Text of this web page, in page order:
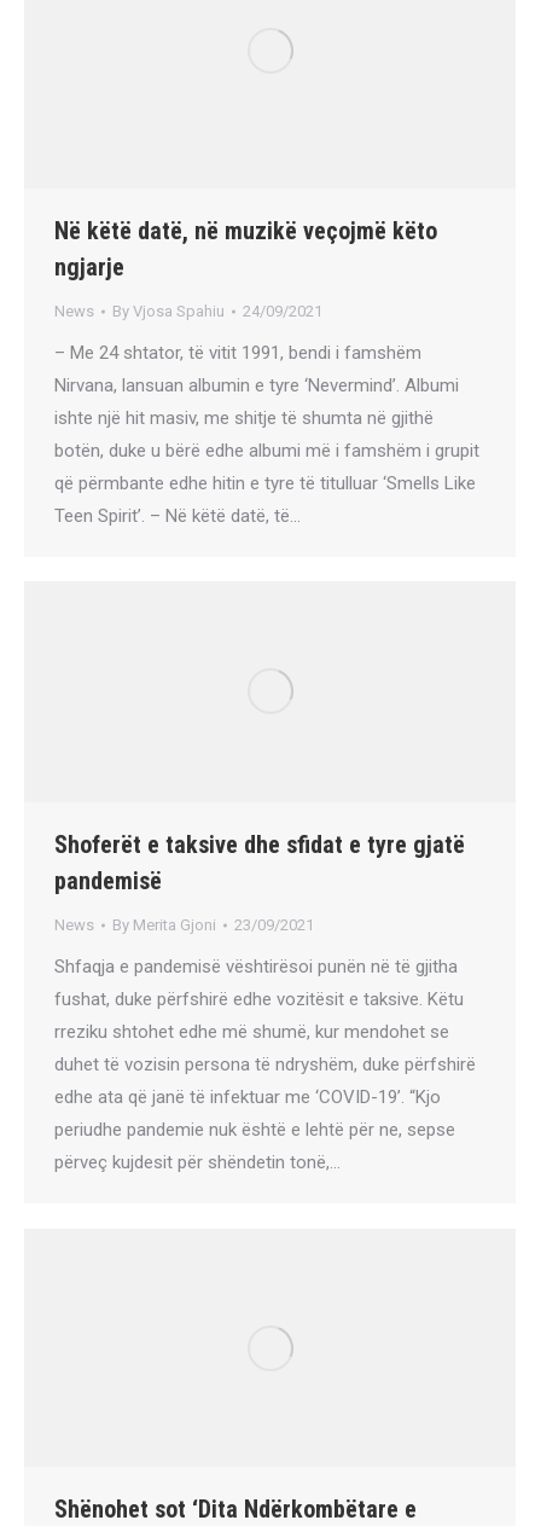
Në këtë datë, në muzikë veçojmë këto
ngjarje
News By Vjosa Spahiu 24/09/2021
– Me 24 shtator, të vitit 1991, bendi i famshëm
Nirvana, lansuan albumin e tyre ‘Nevermind’. Albumi
ishte një hit masiv, me shitje të shumta në gjithë
botën, duke u bërë edhe albumi më i famshëm i grupit
që përmbante edhe hitin e tyre të titulluar ‘Smells Like
Teen Spirit’. – Në këtë datë, të…
Shoferët e taksive dhe sfidat e tyre gjatë
pandemisë
News By Merita Gjoni 23/09/2021
Shfaqja e pandemisë vështirësoi punën në të gjitha
fushat, duke përfshirë edhe vozitësit e taksive. Këtu
rreziku shtohet edhe më shumë, kur mendohet se
duhet të vozisin persona të ndryshëm, duke përfshirë
edhe ata që janë të infektuar me ‘COVID-19’. “Kjo
periudhe pandemie nuk është e lehtë për ne, sepse
përveç kujdesit për shëndetin tonë,…
Shënohet sot ‘Dita Ndërkombëtare e